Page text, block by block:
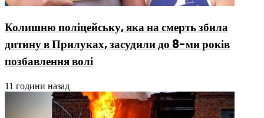
Колишню поліцейську, яка на смерть збила
дитину в Прилуках, засудили до 8-ми років
позбавлення волі
11 години назад